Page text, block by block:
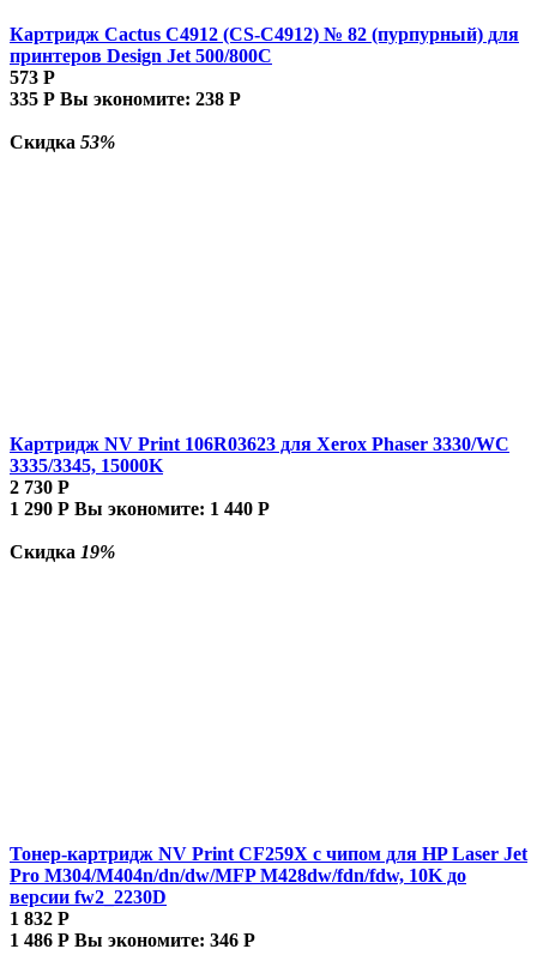
Картридж Cactus C4912 (CS-C4912) № 82 (пурпурный) для
принтеров Design Jet 500/800C
573 Р
335 Р Вы экономите: 238 Р
Скидка 53%
Картридж NV Print 106R03623 для Xerox Phaser 3330/WC
3335/3345, 15000K
2 730 Р
1 290 Р Вы экономите: 1 440 Р
Скидка 19%
Тонер-картридж NV Print CF259X с чипом для HP Laser Jet
Pro M304/M404n/dn/dw/MFP M428dw/fdn/fdw, 10K до
версии fw2_2230D
1 832 Р
1 486 Р Вы экономите: 346 Р